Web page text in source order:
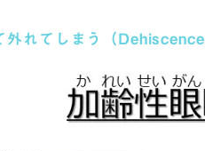
外れてしまう（